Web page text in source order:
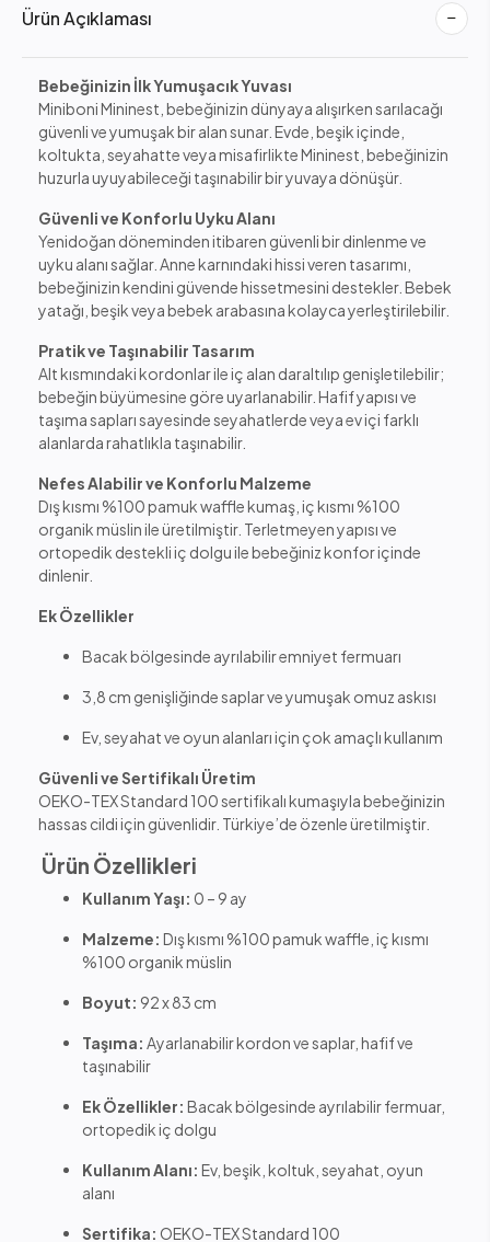
Ürün Açıklaması
Bebeğinizin İlk Yumuşacık Yuvası
Miniboni Mininest, bebeğinizin dünyaya alışırken sarılacağı
güvenli ve yumuşak bir alan sunar. Evde, beşik içinde,
koltukta, seyahatte veya misafirlikte Mininest, bebeğinizin
huzurla uyuyabileceği taşınabilir bir yuvaya dönüşür.
Güvenli ve Konforlu Uyku Alanı
Yenidoğan döneminden itibaren güvenli bir dinlenme ve
uyku alanı sağlar. Anne karnındaki hissi veren tasarımı,
bebeğinizin kendini güvende hissetmesini destekler. Bebek
yatağı, beşik veya bebek arabasına kolayca yerleştirilebilir.
Pratik ve Taşınabilir Tasarım
Alt kısmındaki kordonlar ile iç alan daraltılıp genişletilebilir;
bebeğin büyümesine göre uyarlanabilir. Hafif yapısı ve
taşıma sapları sayesinde seyahatlerde veya ev içi farklı
alanlarda rahatlıkla taşınabilir.
Nefes Alabilir ve Konforlu Malzeme
Dış kısmı %100 pamuk waffle kumaş, iç kısmı %100
organik müslin ile üretilmiştir. Terletmeyen yapısı ve
ortopedik destekli iç dolgu ile bebeğiniz konfor içinde
dinlenir.
Ek Özellikler
Bacak bölgesinde ayrılabilir emniyet fermuarı
3,8 cm genişliğinde saplar ve yumuşak omuz askısı
Ev, seyahat ve oyun alanları için çok amaçlı kullanım
Güvenli ve Sertifikalı Üretim
OEKO-TEX Standard 100 sertifikalı kumaşıyla bebeğinizin
hassas cildi için güvenlidir. Türkiye’de özenle üretilmiştir.
Ürün Özellikleri
Kullanım Yaşı: 0 – 9 ay
Malzeme: Dış kısmı %100 pamuk waffle, iç kısmı
%100 organik müslin
Boyut: 92 x 83 cm
Taşıma: Ayarlanabilir kordon ve saplar, hafif ve
taşınabilir
Ek Özellikler: Bacak bölgesinde ayrılabilir fermuar,
ortopedik iç dolgu
Kullanım Alanı: Ev, beşik, koltuk, seyahat, oyun
alanı
Sertifika: OEKO-TEX Standard 100